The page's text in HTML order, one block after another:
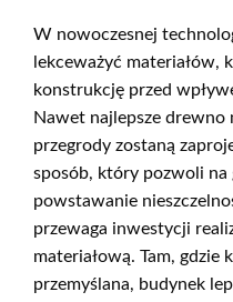
W nowoczesnej
lekceważyć materiałów,
konstrukcję przed
Nawet najlepsze drewno
przegrody zostaną
sposób, który pozwoli
powstawanie
przewaga inwestycji
materiałową. Tam, gdzie
przemyślana, budynek